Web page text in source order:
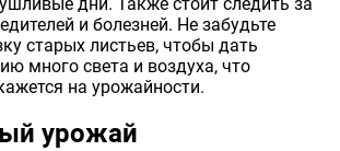
дни. Также стоит следить за
и болезней. Не забудьте
старых листьев, чтобы дать
много света и воздуха, что
на урожайности.
урожай